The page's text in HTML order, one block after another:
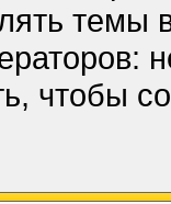
темы
чтобы